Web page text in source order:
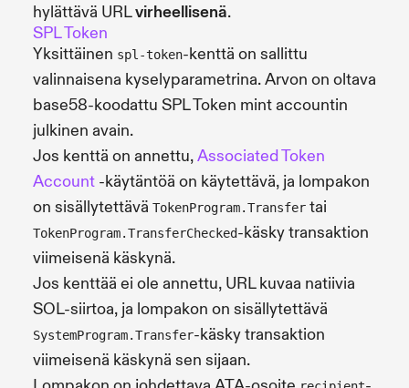
hylättävä URLvirheellisenä.
SPL Token
Yksittäinen spl-token-kenttä on sallittu
valinnaisena kyselyparametrina. Arvon on oltava
base58-koodattu SPL Token mint accountin
julkinen avain.
Jos kenttä on annettu,Associated Token
Account -käytäntöä on käytettävä, ja lompakon
on sisällytettävä TokenProgram.Transfer tai
TokenProgram.TransferChecked-käsky transaktion
viimeisenä käskynä.
Jos kenttää ei ole annettu, URL kuvaa natiivia
SOL-siirtoa, ja lompakon on sisällytettävä
SystemProgram.Transfer-käsky transaktion
viimeisenä käskynä sen sijaan.